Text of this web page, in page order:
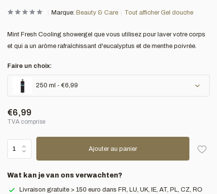
Marque: Beauty & Care Tout afficher Gel douche
Mint Fresh Cooling showergel que vous utilisez pour laver votre corps
et qui a un arôme rafraîchissant d'eucalyptus et de menthe poivrée.
Faire un choix:
250 ml - €6,99
€6,99
TVA comprise
Ajouter au panier
Wat kan je van ons verwachten?
Livraison gratuite > 150 euro dans FR, LU, UK, IE, AT, PL, CZ, RO